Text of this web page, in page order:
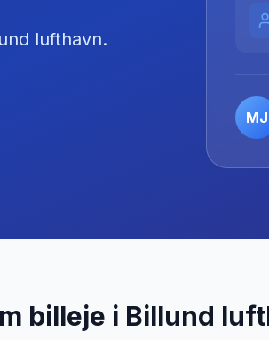
lufthavn.
MJ
billeje i Billund